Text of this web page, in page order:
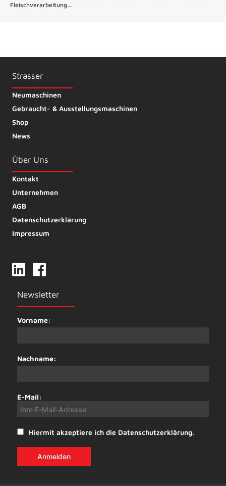
Fleischverarbeitung...
Strasser
Neumaschinen
Gebraucht- & Ausstellungsmaschinen
Shop
News
Über Uns
Kontakt
Unternehmen
AGB
Datenschutzerklärung
Impressum
Newsletter
Vorname:
Nachname:
E-Mail:
Hiermit akzeptiere ich die Datenschutzerklärung.